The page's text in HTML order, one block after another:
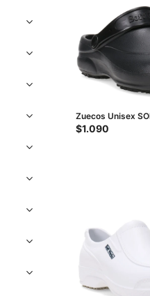
Zuecos Unisex
antideslizante -
$1.090